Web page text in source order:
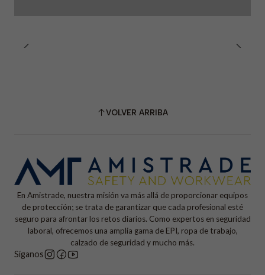
VOLVER ARRIBA
En Amistrade, nuestra misión va más allá de proporcionar equipos
de protección; se trata de garantizar que cada profesional esté
seguro para afrontar los retos diarios. Como expertos en seguridad
laboral, ofrecemos una amplia gama de EPI, ropa de trabajo,
calzado de seguridad y mucho más.
Síganos